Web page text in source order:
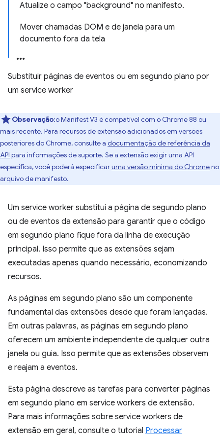
Atualize o campo "background" no manifesto.
Mover chamadas DOM e de janela para um
documento fora da tela
Substituir páginas de eventos ou em segundo plano por
um service worker
Observação:o Manifest V3 é compatível com o Chrome 88 ou
mais recente. Para recursos de extensão adicionados em versões
posteriores do Chrome, consulte a documentação de referência da
API para informações de suporte. Se a extensão exigir uma API
específica, você poderá especificaruma versão mínima do Chromeno
arquivo de manifesto.
Um service worker substitui a página de segundo plano
ou de eventos da extensão para garantir que o código
em segundo plano fique fora da linha de execução
principal. Isso permite que as extensões sejam
executadas apenas quando necessário, economizando
recursos.
As páginas em segundo plano são um componente
fundamental das extensões desde que foram lançadas.
Em outras palavras, as páginas em segundo plano
oferecem um ambiente independente de qualquer outra
janela ou guia. Isso permite que as extensões observem
e reajam a eventos.
Esta página descreve as tarefas para converter páginas
em segundo plano em service workers de extensão.
Para mais informações sobre service workers de
extensão em geral, consulte o tutorial Processar